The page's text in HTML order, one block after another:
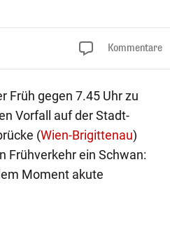
Kommentare
Früh gegen 7.45 Uhr zu
Vorfall auf der Stadt-
(Wien-Brigittenau)
Frühverkehr ein Schwan:
Moment akute